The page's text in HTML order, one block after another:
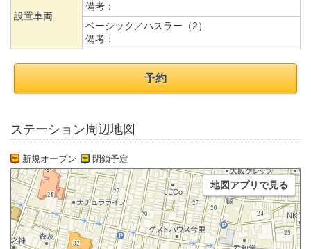
設置車両
備考：
ベーシック／ハスラー（2）
備考：
予約
ステーション周辺地図
新規オープン 閉鎖予定
地図アプリで見る